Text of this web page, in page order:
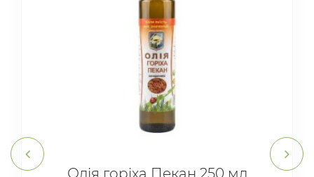
Олія горіха Пекан 250 мл